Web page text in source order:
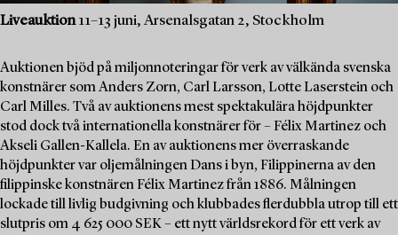
Liveauktion11–13 juni, Arsenalsgatan 2, Stockholm
Auktionen bjöd på miljonnoteringar för verk av välkända svenska
konstnärer som Anders Zorn, Carl Larsson, Lotte Laserstein och
Carl Milles. Två av auktionens mest spektakulära höjdpunkter
stod dock två internationella konstnärer för – Félix Martinez och
Akseli Gallen-Kallela. En av auktionens mer överraskande
höjdpunkter var oljemålningen Dans i byn, Filippinerna av den
filippinske konstnären Félix Martinez från 1886. Målningen
lockade till livlig budgivning och klubbades flerdubbla utrop till ett
slutpris om 4 625 000 SEK – ett nytt världsrekord för ett verk av